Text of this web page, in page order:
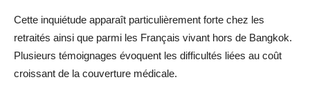
Cette inquiétude apparaît particulièrement forte chez les
retraités ainsi que parmi les Français vivant hors de Bangkok.
Plusieurs témoignages évoquent les difficultés liées au coût
croissant de la couverture médicale.